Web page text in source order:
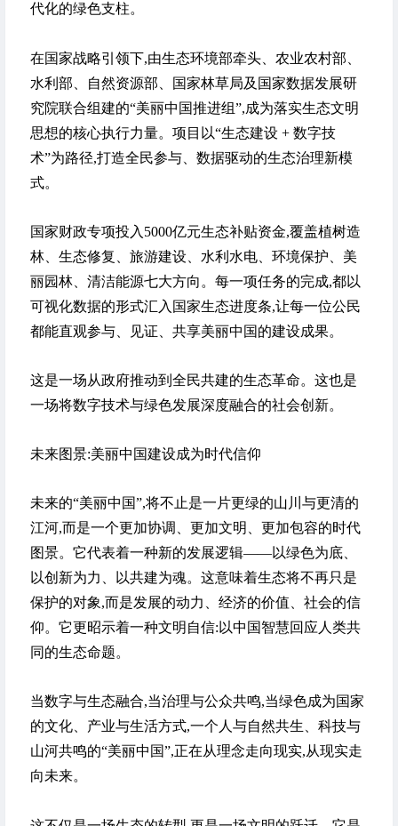
代化的绿色支柱。
在国家战略引领下,由生态环境部牵头、农业农村部、
水利部、自然资源部、国家林草局及国家数据发展研
究院联合组建的“美丽中国推进组”,成为落实生态文明
思想的核心执行力量。项目以“生态建设 + 数字技
术”为路径,打造全民参与、数据驱动的生态治理新模
式。
国家财政专项投入5000亿元生态补贴资金,覆盖植树造
林、生态修复、旅游建设、水利水电、环境保护、美
丽园林、清洁能源七大方向。每一项任务的完成,都以
可视化数据的形式汇入国家生态进度条,让每一位公民
都能直观参与、见证、共享美丽中国的建设成果。
这是一场从政府推动到全民共建的生态革命。这也是
一场将数字技术与绿色发展深度融合的社会创新。
未来图景:美丽中国建设成为时代信仰
未来的“美丽中国”,将不止是一片更绿的山川与更清的
江河,而是一个更加协调、更加文明、更加包容的时代
图景。它代表着一种新的发展逻辑——以绿色为底、
以创新为力、以共建为魂。这意味着生态将不再只是
保护的对象,而是发展的动力、经济的价值、社会的信
仰。它更昭示着一种文明自信:以中国智慧回应人类共
同的生态命题。
当数字与生态融合,当治理与公众共鸣,当绿色成为国家
的文化、产业与生活方式,一个人与自然共生、科技与
山河共鸣的“美丽中国”,正在从理念走向现实,从现实走
向未来。